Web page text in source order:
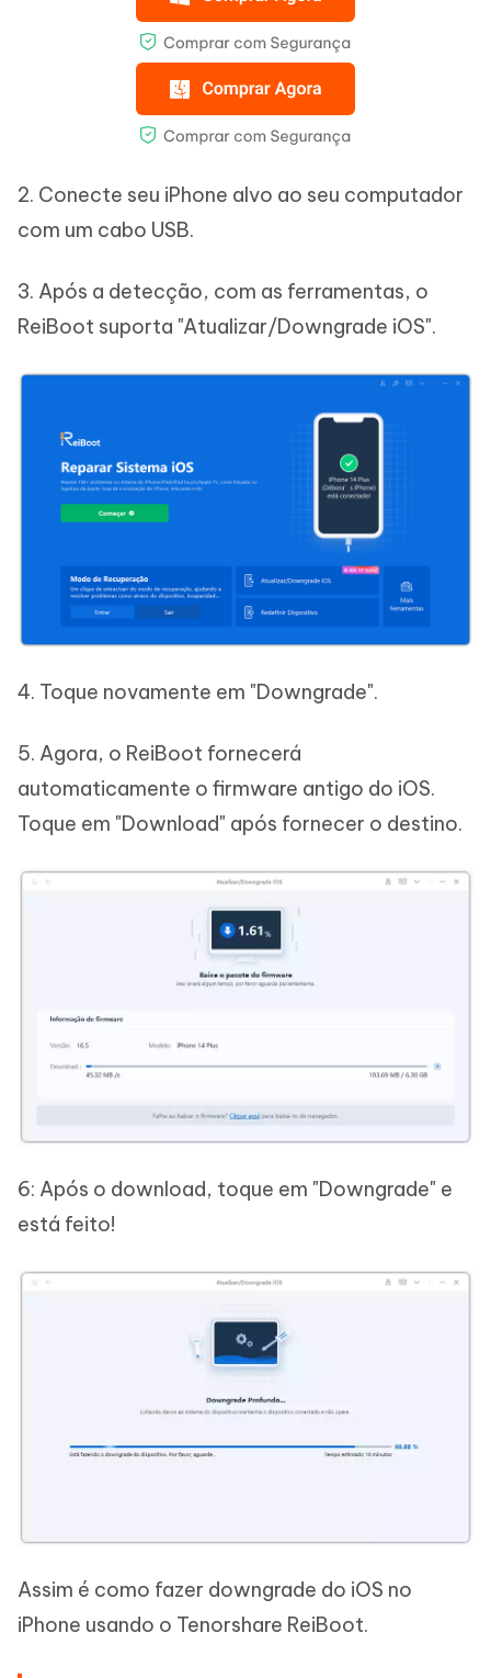
2. Conecte seu iPhone alvo ao seu computador
com um cabo USB.
3. Após a detecção, com as ferramentas, o
ReiBoot suporta "Atualizar/Downgrade iOS".
4. Toque novamente em "Downgrade".
5. Agora, o ReiBoot fornecerá
automaticamente o firmware antigo do iOS.
Toque em "Download" após fornecer o destino.
6: Após o download, toque em "Downgrade" e
está feito!
Assim é como fazer downgrade do iOS no
iPhone usando o Tenorshare ReiBoot.